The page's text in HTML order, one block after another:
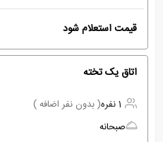
قیمت استعلام شود
اتاق یک تخته
1 نفره
( بدون نفر اضافه )
صبحانه